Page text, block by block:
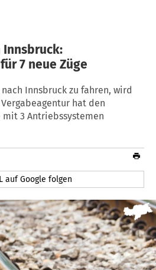
Innsbruck:
7 neue Züge
Innsbruck zu fahren, wird
hat den
mit 3 Antriebssystemen
auf Google folgen